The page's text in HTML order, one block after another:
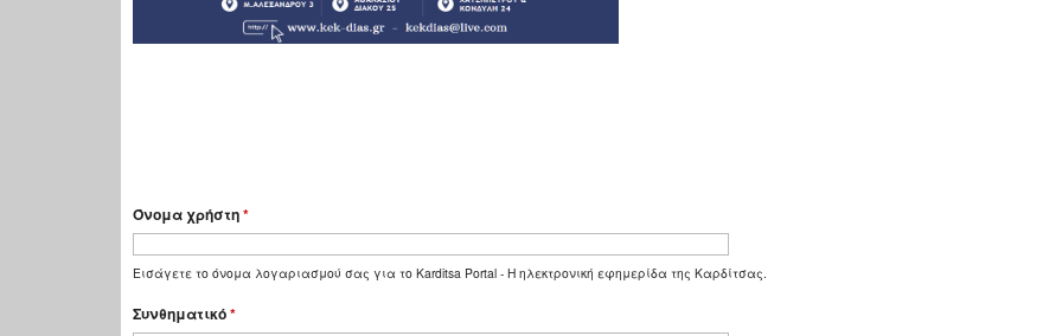
Όνομα χρήστη*
Εισάγετε το όνομα λογαριασμού σας για το Karditsa Portal - Η ηλεκτρονική εφημερίδα της Καρδίτσας.
Συνθηματικό*